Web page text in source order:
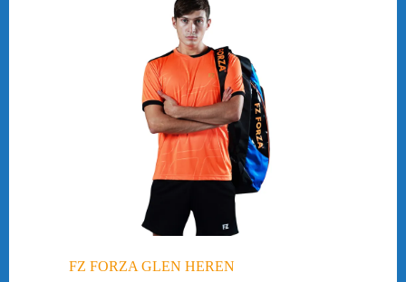
FZ FORZA GLEN HEREN